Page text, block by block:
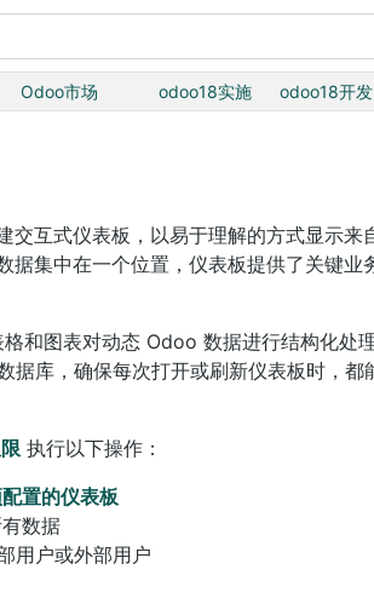
Odoo市场 odoo18实施 odoo18开发
交互式仪表板，以易于理解的方式显示
集中在一个位置，仪表板提供了关键业
和图表对动态 Odoo 数据进行结构化处
据库，确保每次打开或刷新仪表板时，都
执行以下操作：
置的仪表板
数据
用户或外部用户